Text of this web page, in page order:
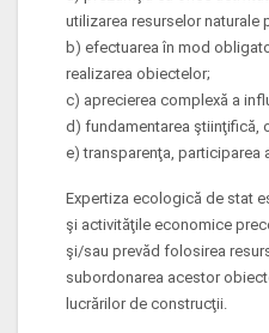
utilizarea resurselor naturale
b) efectuarea în mod
realizarea obiectelor;
c) aprecierea complexă a
d) fundamentarea ştiinţifică,
e) transparenţa,
Expertiza ecologică de stat
şi activităţile economice
şi/sau prevăd folosirea
subordonarea acestor
lucrărilor de construcţii.